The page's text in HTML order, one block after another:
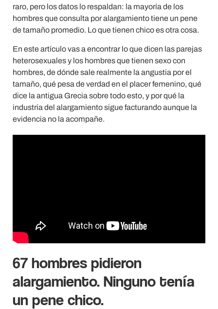
raro, pero los datos lo respaldan: la mayoría de los
hombres que consulta por alargamiento tiene un pene
de tamaño promedio. Lo que tienen chico es otra cosa.
En este artículo vas a encontrar lo que dicen las parejas
heterosexuales y los hombres que tienen sexo con
hombres, de dónde sale realmente la angustia por el
tamaño, qué pesa de verdad en el placer femenino, qué
dice la antigua Grecia sobre todo esto, y por qué la
industria del alargamiento sigue facturando aunque la
evidencia no la acompañe.
67 hombres pidieron
alargamiento. Ninguno tenía
un pene chico.